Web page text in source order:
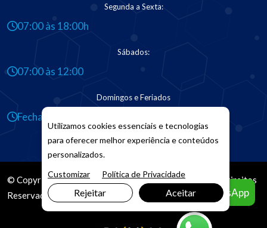
Segunda a Sexta:
07:00 às 18:00h
Sábados:
07:00 às 12:00
Domingos e Feriados
Fechado
© Copyright 2026. DIVIAMarketing Digital. Todos os Direitos
Reservados
Agendar pelo WhatsApp
Utilizamos cookies essenciais e tecnologias
para oferecer melhor experiência e conteúdos
personalizados.
Customizar
Política de Privacidade
Rejeitar Aceitar